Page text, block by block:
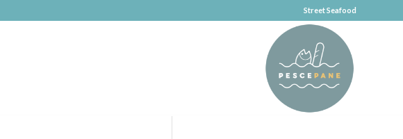
Street Seafood